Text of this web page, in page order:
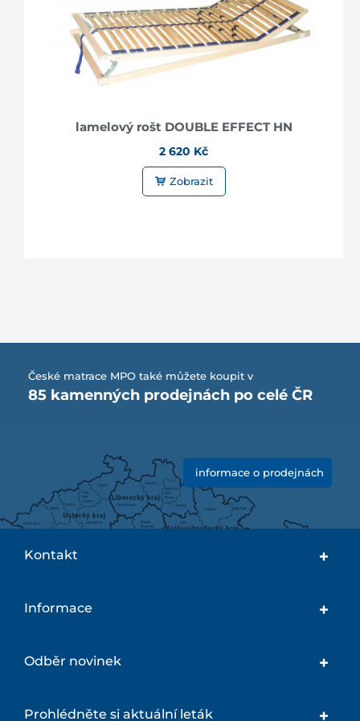
lamelový rošt DOUBLE EFFECT HN
2 620 Kč
Zobrazit
České matrace MPO také můžete koupit v
85 kamenných prodejnách po celé ČR
informace o prodejnách
Kontakt
Informace
Odběr novinek
Prohlédněte si aktuální leták